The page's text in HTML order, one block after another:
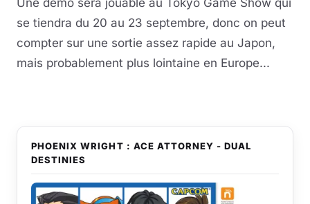
Une démo sera jouable au Tokyo Game Show qui
se tiendra du 20 au 23 septembre, donc on peut
compter sur une sortie assez rapide au Japon,
mais probablement plus lointaine en Europe...
PHOENIX WRIGHT : ACE ATTORNEY - DUAL
DESTINIES